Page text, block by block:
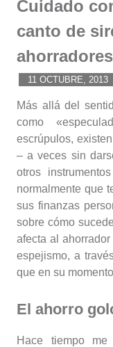
Cuidado
canto de
ahorradores
11 OCTUBRE, 2013
Más allá del
como
escrúpulos,
– a veces sin
otros
normalmente que
sus finanzas
sobre cómo
afecta al
espejismo, a
que en su
El ahorro
Hace tiempo